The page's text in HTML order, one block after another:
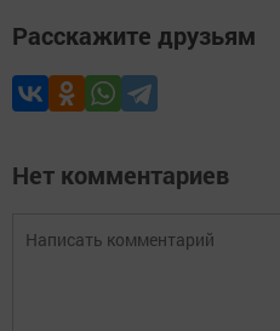
Расскажите друзьям
Нет комментариев